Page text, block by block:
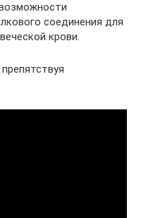
соединения для
крови.